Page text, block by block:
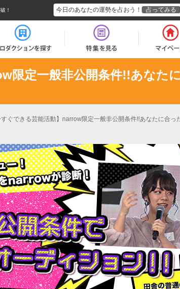
！ 今日のあなたの運勢を占おう！ 占ってみる
限定一般非公開条件!!あなた
すぐできる芸能活動】narrow限定一般非公開条件!!あなたに合